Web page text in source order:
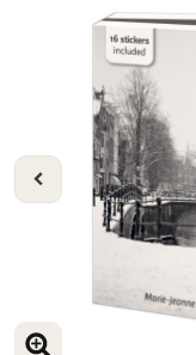
VORIGE